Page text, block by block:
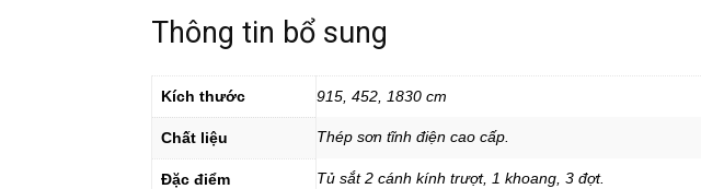
Thông tin bổ sung
Kích thước 915, 452, 1830 cm
Chất liệu Thép sơn tĩnh điện cao cấp.
Đặc điểm Tủ sắt 2 cánh kính trượt, 1 khoang, 3 đợt.